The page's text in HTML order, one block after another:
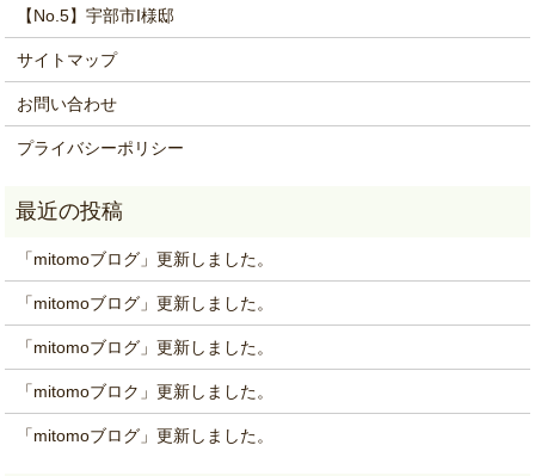
【No.5】宇部市I様邸
サイトマップ
お問い合わせ
プライバシーポリシー
「mitomoブログ」更新しました。
「mitomoブログ」更新しました。
「mitomoブログ」更新しました。
「mitomoブロク」更新しました。
「mitomoブログ」更新しました。